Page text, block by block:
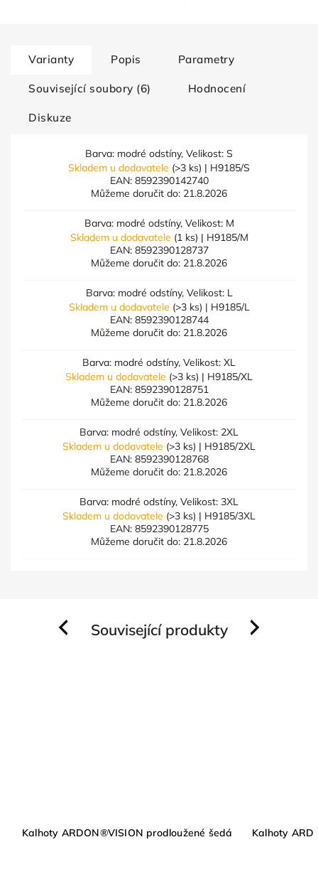
Varianty Popis Parametry
Související soubory (6) Hodnocení
Diskuze
Barva: modré odstíny, Velikost: S
Skladem u dodavatele (>3 ks) | H9185/S
EAN: 8592390142740
Můžeme doručit do: 21.8.2026
Barva: modré odstíny, Velikost: M
Skladem u dodavatele (1 ks) | H9185/M
EAN: 8592390128737
Můžeme doručit do: 21.8.2026
Barva: modré odstíny, Velikost: L
Skladem u dodavatele (>3 ks) | H9185/L
EAN: 8592390128744
Můžeme doručit do: 21.8.2026
Barva: modré odstíny, Velikost: XL
Skladem u dodavatele (>3 ks) | H9185/XL
EAN: 8592390128751
Můžeme doručit do: 21.8.2026
Barva: modré odstíny, Velikost: 2XL
Skladem u dodavatele (>3 ks) | H9185/2XL
EAN: 8592390128768
Můžeme doručit do: 21.8.2026
Barva: modré odstíny, Velikost: 3XL
Skladem u dodavatele (>3 ks) | H9185/3XL
EAN: 8592390128775
Můžeme doručit do: 21.8.2026
Související produkty
Previous
Kalhoty ARDON®VISION prodloužené šedá Kalhoty
Next